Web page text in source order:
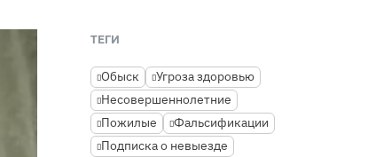
ТЕГИ
Обыск
Угроза здоровью
Несовершеннолетние
Пожилые
Фальсификации
Подписка о невыезде